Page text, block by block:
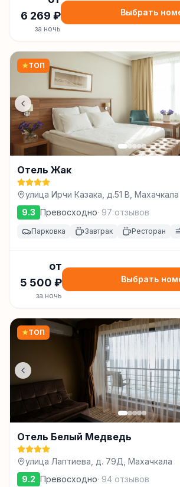
6 269 ₽
за ночь
Выбрать
★ТОП
Отель Жак
улица Ирчи Казака, д.51 В, Махачкала
9.3 Превосходно· 97 отзывов
Парковка Завтрак Ресторан
от
5 500 ₽
за ночь
Выбрать
★ТОП
Отель Белый Медведь
улица Лаптиева, д. 79Д, Махачкала
9.2 Превосходно· 94 отзывов